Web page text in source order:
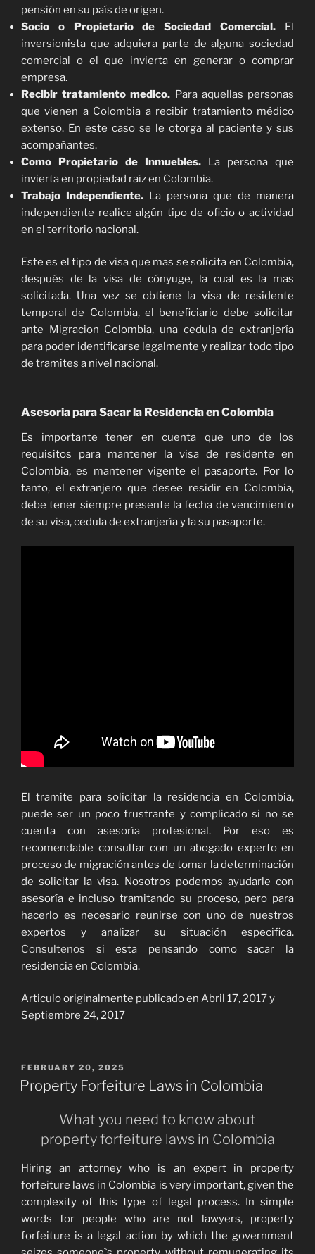
pensión en su país de origen.
Socio o Propietario de Sociedad Comercial. El
inversionista que adquiera parte de alguna sociedad
comercial o el que invierta en generar o comprar
empresa.
Recibir tratamiento medico. Para aquellas personas
que vienen a Colombia a recibir tratamiento médico
extenso. En este caso se le otorga al paciente y sus
acompañantes.
Como Propietario de Inmuebles. La persona que
invierta en propiedad raíz en Colombia.
Trabajo Independiente. La persona que de manera
independiente realice algún tipo de oficio o actividad
en el territorio nacional.
Este es el tipo de visa que mas se solicita en Colombia,
después de la visa de cónyuge, la cual es la mas
solicitada. Una vez se obtiene la visa de residente
temporal de Colombia, el beneficiario debe solicitar
ante Migracion Colombia, una cedula de extranjería
para poder identificarse legalmente y realizar todo tipo
de tramites a nivel nacional.
Asesoria para Sacar la Residencia en Colombia
Es importante tener en cuenta que uno de los
requisitos para mantener la visa de residente en
Colombia, es mantener vigente el pasaporte. Por lo
tanto, el extranjero que desee residir en Colombia,
debe tener siempre presente la fecha de vencimiento
de su visa, cedula de extranjería y la su pasaporte.
El tramite para solicitar la residencia en Colombia,
puede ser un poco frustrante y complicado si no se
cuenta con asesoría profesional. Por eso es
recomendable consultar con un abogado experto en
proceso de migración antes de tomar la determinación
de solicitar la visa. Nosotros podemos ayudarle con
asesoría e incluso tramitando su proceso, pero para
hacerlo es necesario reunirse con uno de nuestros
expertos y analizar su situación especifica.
Consultenos si esta pensando como sacar la
residencia en Colombia.
Articulo originalmente publicado en Abril 17, 2017 y
Septiembre 24, 2017
POSTED
ON
FEBRUARY 20, 2025
Property Forfeiture Laws in Colombia
What you need to know about
property forfeiture laws in Colombia
Hiring an attorney who is an expert in property
forfeiture laws in Colombia is very important, given the
complexity of this type of legal process. In simple
words for people who are not lawyers, property
forfeiture is a legal action by which the government